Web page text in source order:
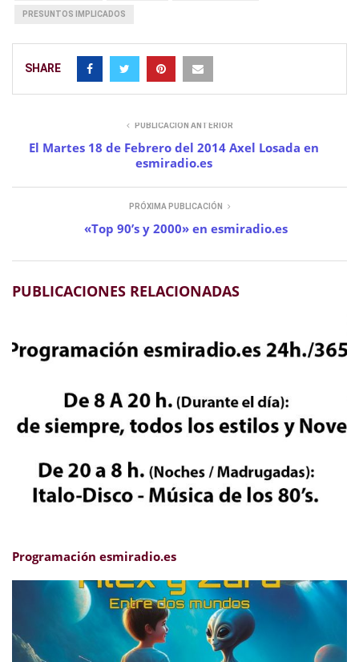
PRESUNTOS IMPLICADOS
SHARE
PUBLICACIÓN ANTERIOR
El Martes 18 de Febrero del 2014 Axel Losada en
esmiradio.es
PRÓXIMA PUBLICACIÓN
«Top 90’s y 2000» en esmiradio.es
PUBLICACIONES RELACIONADAS
Programación esmiradio.es